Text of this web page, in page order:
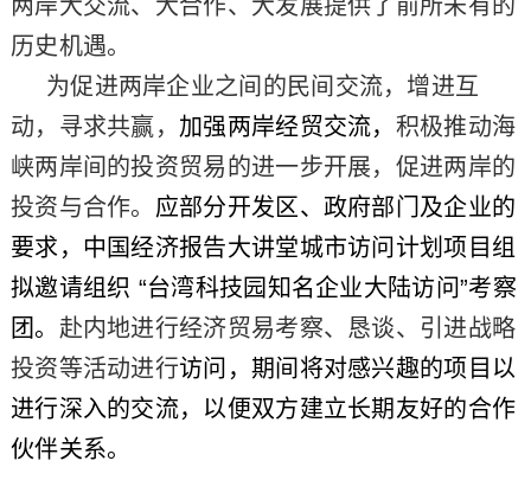
两岸大交流、大合作、大发展提供了前所未有的
历史机遇。
为促进两岸企业之间的民间交流，增进互
动，寻求共赢， 加强两岸经贸交流， 积极推动海
峡两岸间的投资贸易的进一步开展，促进两岸的
投资与合作。 应部分开发区、政府部门及企业的
要求，中国经济报告大讲堂城市访问计划项目组
拟邀请组织 “台湾科技园知名企业大陆访问 ”考察
团。 赴内地进行经济贸易考察、恳谈、引进战略
投资等活动进行访问，期间将对感兴趣的项目以
进行深入的交流，以便双方建立长期友好的合作
伙伴关系。